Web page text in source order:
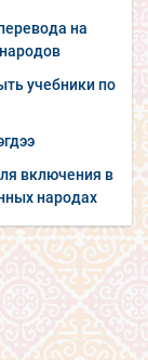
на
учебники по
включения в
народах